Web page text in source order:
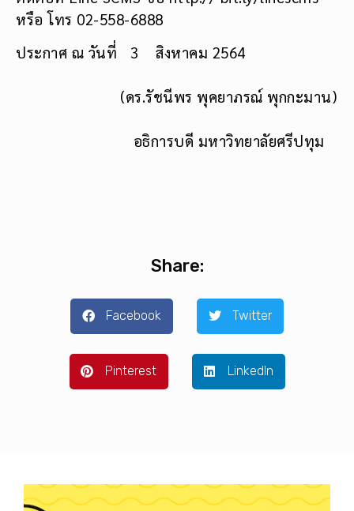
หรือ โทร 02-558-6888
ประกาศ ณ วันที่ 3 สิงหาคม 2564
(ดร.รัชนีพร พุคยาภรณ์ พุกกะมาน)
อธิการบดี มหาวิทยาลัยศรีปทุม
Share:
Facebook Twitter
Pinterest LinkedIn